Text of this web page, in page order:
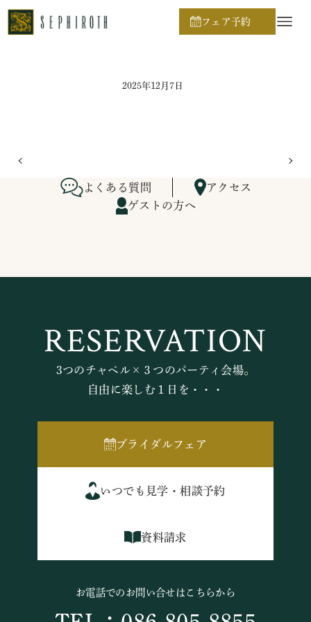
フェア予約
ホーム
2025年12月7日
よくある質問
アクセス
ゲストの方へ
RESERVATION
3つのチャペル×３つのパーティ会場。
自由に楽しむ１日を・・・
ブライダルフェア
いつでも見学・相談予約
資料請求
お電話でのお問い合せはこちらから